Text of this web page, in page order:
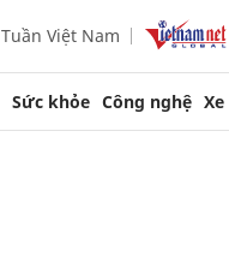
Tuần Việt Nam
Sức khỏe Công nghệ Xe